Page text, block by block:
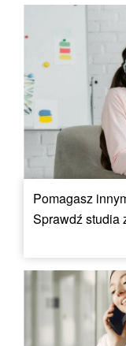
Pomagasz
Sprawdź studia